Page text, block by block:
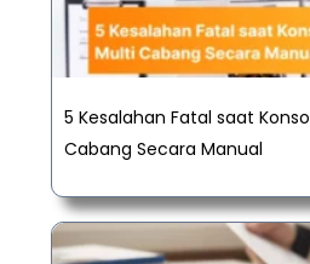
5 Kesalahan Fatal saat
Cabang Secara Manual